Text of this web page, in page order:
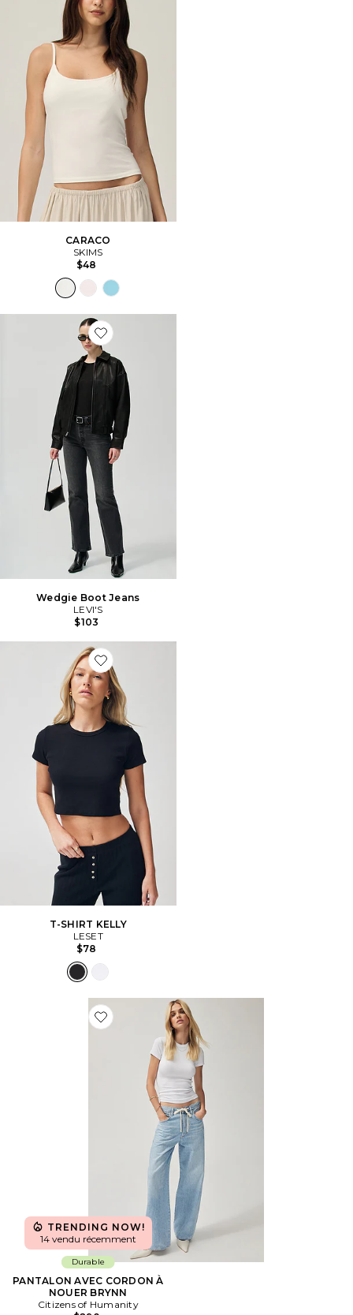
CARACO
SKIMS
$48
Favorite Wedgie Boot Jeans
Wedgie Boot Jeans
LEVI'S
$103
Favorite T-SHIRT KELLY
T-SHIRT KELLY
LESET
$78
Favorite PANTALON AVEC CORDON À NOUER
TRENDING NOW!
14 vendu récemment
Durable
PANTALON AVEC CORDON À
NOUER BRYNN
Citizens of Humanity